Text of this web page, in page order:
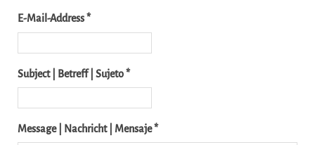
E-Mail-Address *
Subject | Betreff | Sujeto *
Message | Nachricht | Mensaje *